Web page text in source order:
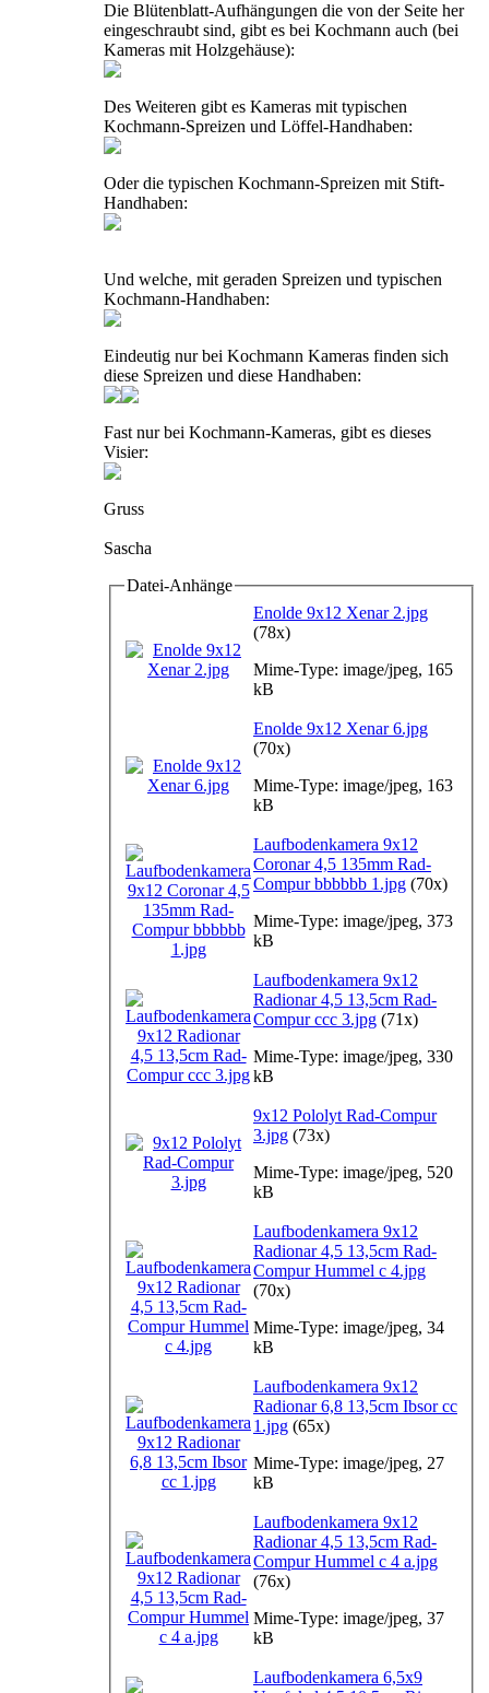
Die Blütenblatt-Aufhängungen die von der Seite her
eingeschraubt sind, gibt es bei Kochmann auch (bei
Kameras mit Holzgehäuse):
Des Weiteren gibt es Kameras mit typischen
Kochmann-Spreizen und Löffel-Handhaben:
Oder die typischen Kochmann-Spreizen mit Stift-
Handhaben:
Und welche, mit geraden Spreizen und typischen
Kochmann-Handhaben:
Eindeutig nur bei Kochmann Kameras finden sich
diese Spreizen und diese Handhaben:
Fast nur bei Kochmann-Kameras, gibt es dieses
Visier:
Gruss
Sascha
Datei-Anhänge
Enolde 9x12 Xenar 2.jpg
(78x)
Mime-Type: image/jpeg, 165
kB
Enolde 9x12 Xenar 6.jpg
(70x)
Mime-Type: image/jpeg, 163
kB
Laufbodenkamera 9x12
Coronar 4,5 135mm Rad-
Compur bbbbbb 1.jpg (70x)
Mime-Type: image/jpeg, 373
kB
Laufbodenkamera 9x12
Radionar 4,5 13,5cm Rad-
Compur ccc 3.jpg (71x)
Mime-Type: image/jpeg, 330
kB
9x12 Pololyt Rad-Compur
3.jpg (73x)
Mime-Type: image/jpeg, 520
kB
Laufbodenkamera 9x12
Radionar 4,5 13,5cm Rad-
Compur Hummel c 4.jpg
(70x)
Mime-Type: image/jpeg, 34
kB
Laufbodenkamera 9x12
Radionar 6,8 13,5cm Ibsor cc
1.jpg (65x)
Mime-Type: image/jpeg, 27
kB
Laufbodenkamera 9x12
Radionar 4,5 13,5cm Rad-
Compur Hummel c 4 a.jpg
(76x)
Mime-Type: image/jpeg, 37
kB
Laufbodenkamera 6,5x9